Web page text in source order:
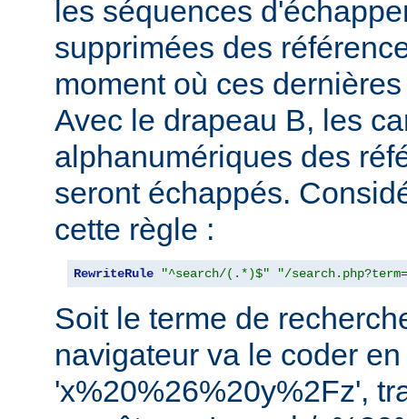
les séquences
supprimées des
moment où ces
Avec le drapeau B, les
alphanumériques des
seront échappés.
cette règle :
RewriteRule "^search/(.*)$" "/
Soit le terme de
navigateur va le coder en
'x%20%26%20y%2Fz',